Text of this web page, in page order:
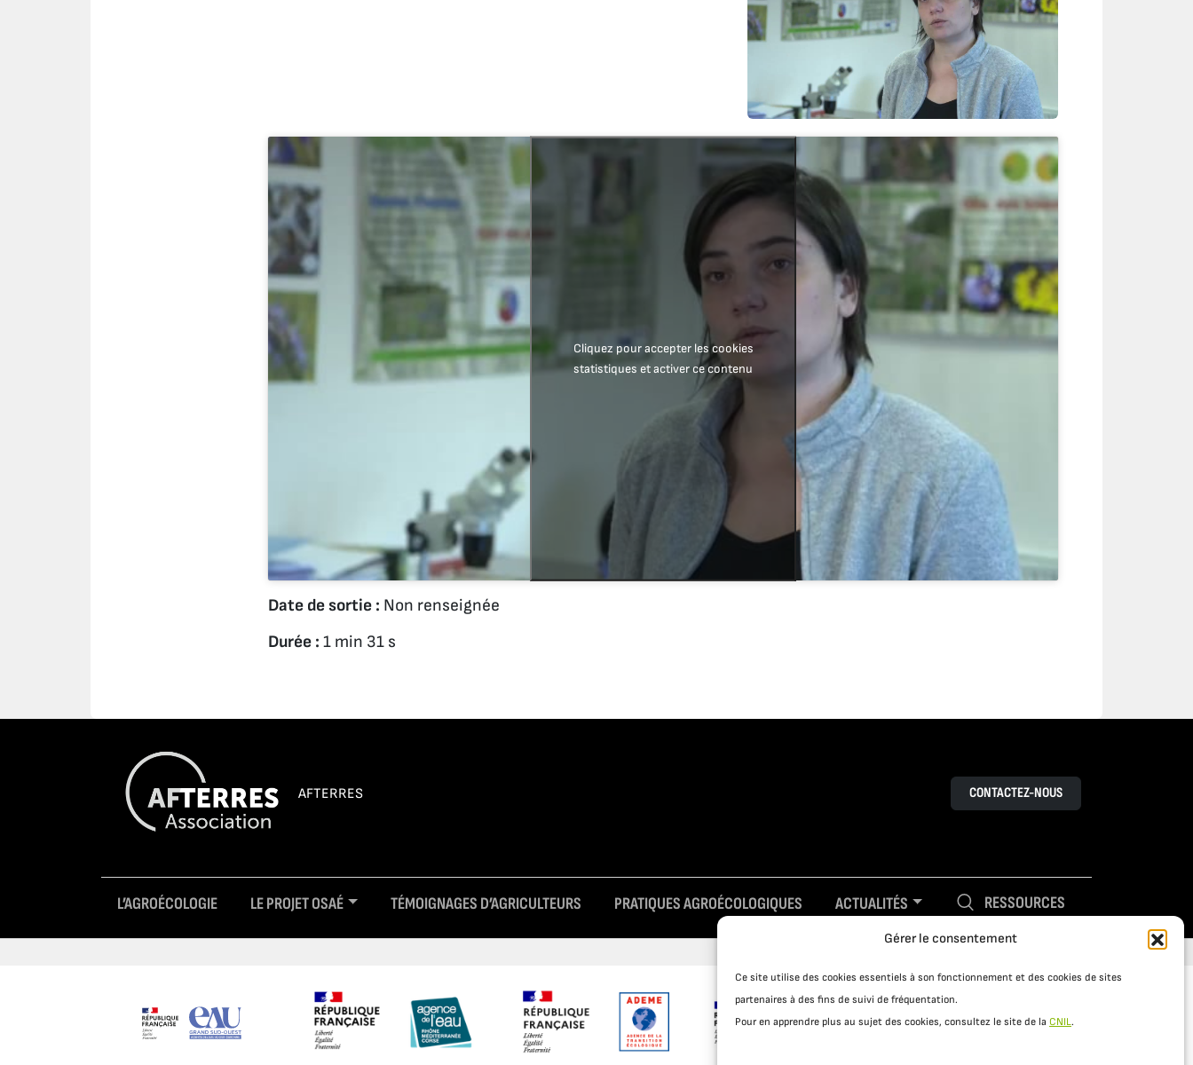
Gérer le consentement
Ce site utilise des cookies essentiels à son fonctionnement et des cookies de sites
partenaires à des fins de suivi de fréquentation.
Pour en apprendre plus au sujet des cookies, consultez le site de la CNIL.
Cliquez pour accepter les cookies
statistiques et activer ce contenu
Date de sortie : Non renseignée
Durée : 1 min 31 s
AFTERRES CONTACTEZ-NOUS
L’AGROÉCOLOGIE LE PROJET OSAÉ TÉMOIGNAGES D’AGRICULTEURS PRATIQUES AGROÉCOLOGIQUES ACTUALITÉS RESSOURCES